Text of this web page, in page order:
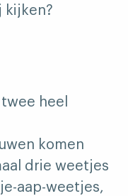
kijken?
heel
komen
drie weetjes
aap-weetjes,